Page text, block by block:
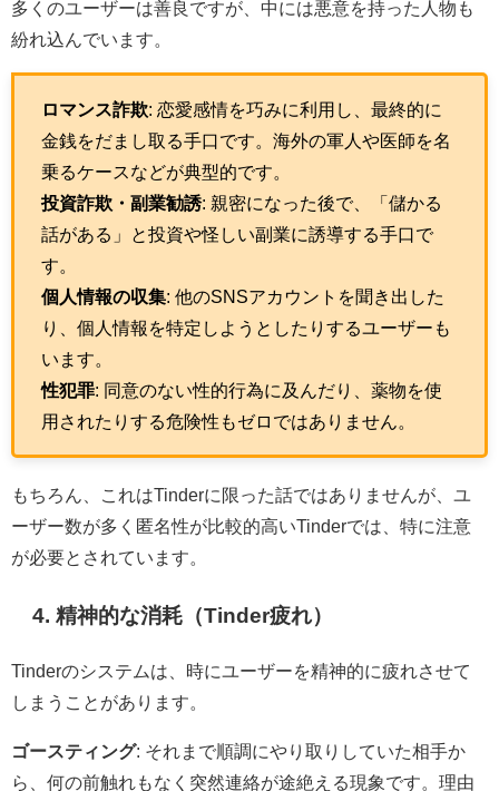
多くのユーザーは善良ですが、中には悪意を持った人物も
紛れ込んでいます。
ロマンス詐欺: 恋愛感情を巧みに利用し、最終的に
金銭をだまし取る手口です。海外の軍人や医師を名
乗るケースなどが典型的です。
投資詐欺・副業勧誘: 親密になった後で、「儲かる
話がある」と投資や怪しい副業に誘導する手口で
す。
個人情報の収集: 他のSNSアカウントを聞き出した
り、個人情報を特定しようとしたりするユーザーも
います。
性犯罪: 同意のない性的行為に及んだり、薬物を使
用されたりする危険性もゼロではありません。
もちろん、これはTinderに限った話ではありませんが、ユ
ーザー数が多く匿名性が比較的高いTinderでは、特に注意
が必要とされています。
4. 精神的な消耗（Tinder疲れ）
Tinderのシステムは、時にユーザーを精神的に疲れさせて
しまうことがあります。
ゴースティング: それまで順調にやり取りしていた相手か
ら、何の前触れもなく突然連絡が途絶える現象です。理由